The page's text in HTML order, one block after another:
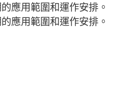
應用範圍和運作安排。
應用範圍和運作安排。